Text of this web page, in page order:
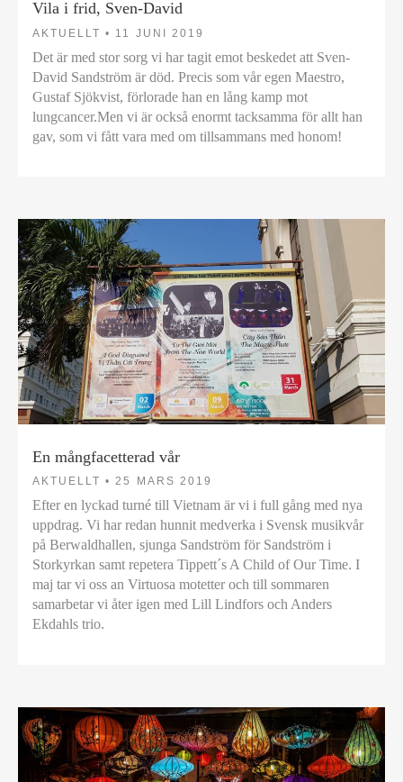
Vila i frid, Sven-David
AKTUELLT • 11 JUNI 2019
Det är med stor sorg vi har tagit emot beskedet att Sven-
David Sandström är död. Precis som vår egen Maestro,
Gustaf Sjökvist, förlorade han en lång kamp mot
lungcancer.Men vi är också enormt tacksamma för allt han
gav, som vi fått vara med om tillsammans med honom!
En mångfacetterad vår
AKTUELLT • 25 MARS 2019
Efter en lyckad turné till Vietnam är vi i full gång med nya
uppdrag. Vi har redan hunnit medverka i Svensk musikvår
på Berwaldhallen, sjunga Sandström för Sandström i
Storkyrkan samt repetera Tippett´s A Child of Our Time. I
maj tar vi oss an Virtuosa motetter och till sommaren
samarbetar vi åter igen med Lill Lindfors och Anders
Ekdahls trio.